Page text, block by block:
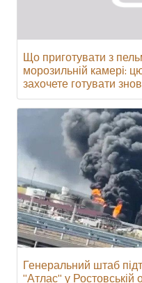
Що приготувати з
морозильній камері:
захочете готувати
Генеральний штаб
"Атлас" у Ростовській